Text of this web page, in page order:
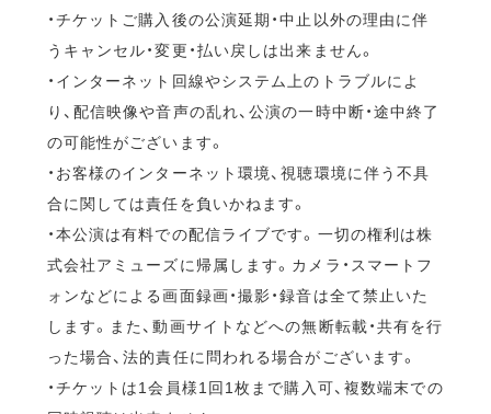
・チケットご購入後の公演延期・中止以外の理由に伴
うキャンセル・変更・払い戻しは出来ません。
・インターネット回線やシステム上のトラブルによ
り、配信映像や音声の乱れ、公演の一時中断・途中終了
の可能性がございます。
・お客様のインターネット環境、視聴環境に伴う不具
合に関しては責任を負いかねます。
・本公演は有料での配信ライブです。一切の権利は株
式会社アミューズに帰属します。カメラ・スマートフ
ォンなどによる画面録画・撮影・録音は全て禁止いた
します。また、動画サイトなどへの無断転載・共有を行
った場合、法的責任に問われる場合がございます。
・チケットは1会員様1回1枚まで購入可、複数端末での